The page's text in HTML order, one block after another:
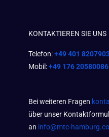
KONTAKTIEREN SIE UNS
Telefon:+49 401
Mobil:+49 176 20580086
Bei weiteren Fragen
über unser
an info@mtc-